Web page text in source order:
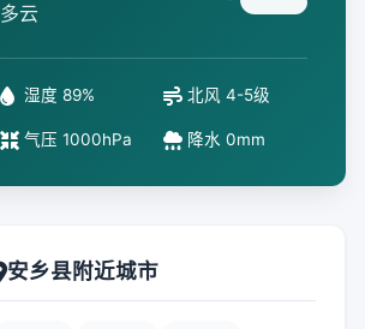
多云
湿度 89% 北风 4-5级
气压 1000hPa 降水 0mm
安乡县附近城市